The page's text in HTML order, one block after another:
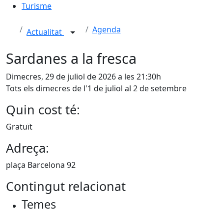
Turisme
Actualitat Agenda
Sardanes a la fresca
Dimecres, 29 de juliol de 2026 a les 21:30h
Tots els dimecres de l'1 de juliol al 2 de setembre
Quin cost té:
Gratuït
Adreça:
plaça Barcelona 92
Contingut relacionat
Temes